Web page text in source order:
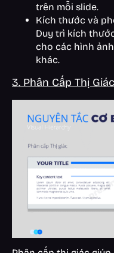
trên mỗi slide.
Kích thước và
Duy trì kích
cho các hình
khác.
3. Phân Cấp Thị